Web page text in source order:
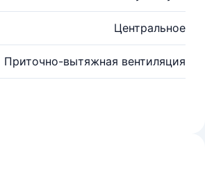
Центральное
Приточно-вытяжная вентиляция